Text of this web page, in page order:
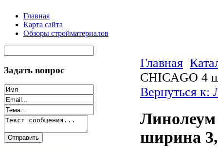
Главная
Карта сайта
Обзоры стройматериалов
Задать вопрос
Главная
CHICAGO 4
Вернуться к:
ширина